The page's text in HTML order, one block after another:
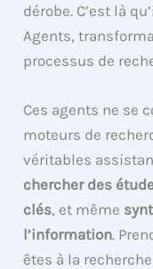
dérobe. C’est là
Agents,
processus de
Ces agents ne se
moteurs de
véritables
chercher des
clés, et même
l’information.
êtes à la